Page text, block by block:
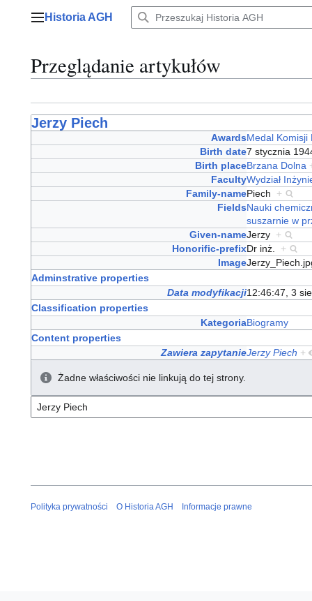
Menu główne
Historia AGH
Przeglądanie artykułów
Jerzy Piech
AwardsMedal Komisji
Birth date7 stycznia
Birth placeBrzana Dolna
FacultyWydział
Family-namePiech +
FieldsNauki
suszarnie w
Given-nameJerzy +
Honorific-prefixDr inż. +
Image
Adminstrative properties
Data modyfikacji12:46:47, 3
Classification properties
KategoriaBiogramy
Content properties
Zawiera zapytanieJerzy Piech +
Żadne właściwości nie linkują do tej strony.
Polityka prywatności O Historia AGH Informacje prawne